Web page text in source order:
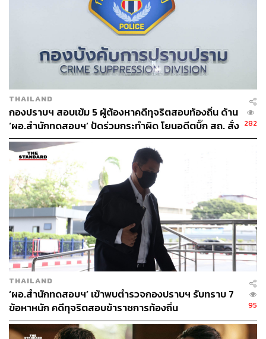
THAILAND
กองปราบฯ สอบเข้ม 5 ผู้ต้องหาคดีทุจริตสอบท้องถิ่น ด้าน
‘ผอ.สำนักทดสอบฯ’ ปัดร่วมกระทำผิด โยนอดีตบิ๊ก สถ. สั่ง
การ
282
THAILAND
‘ผอ.สำนักทดสอบฯ’ เข้าพบตำรวจกองปราบฯ รับทราบ 7
ข้อหาหนัก คดีทุจริตสอบข้าราชการท้องถิ่น
95